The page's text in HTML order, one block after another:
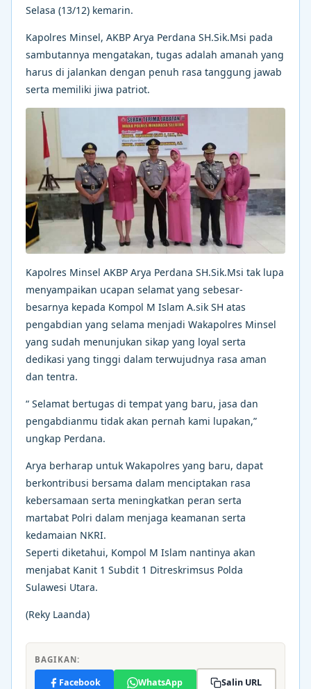
Selasa (13/12) kemarin.
Kapolres Minsel, AKBP Arya Perdana SH.Sik.Msi pada
sambutannya mengatakan, tugas adalah amanah yang
harus di jalankan dengan penuh rasa tanggung jawab
serta memiliki jiwa patriot.
Kapolres Minsel AKBP Arya Perdana SH.Sik.Msi tak lupa
menyampaikan ucapan selamat yang sebesar-
besarnya kepada Kompol M Islam A.sik SH atas
pengabdian yang selama menjadi Wakapolres Minsel
yang sudah menunjukan sikap yang loyal serta
dedikasi yang tinggi dalam terwujudnya rasa aman
dan tentra.
“ Selamat bertugas di tempat yang baru, jasa dan
pengabdianmu tidak akan pernah kami lupakan,”
ungkap Perdana.
Arya berharap untuk Wakapolres yang baru, dapat
berkontribusi bersama dalam menciptakan rasa
kebersamaan serta meningkatkan peran serta
martabat Polri dalam menjaga keamanan serta
kedamaian NKRI.
Seperti diketahui, Kompol M Islam nantinya akan
menjabat Kanit 1 Subdit 1 Ditreskrimsus Polda
Sulawesi Utara.
(Reky Laanda)
BAGIKAN:
Facebook WhatsApp Salin URL